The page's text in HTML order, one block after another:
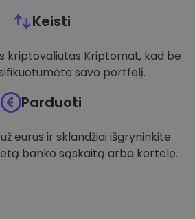
Keisti
kriptovaliutas Kriptomat, kad be
savo portfelį.
Parduoti
eurus ir sklandžiai išgryninkite
banko sąskaitą arba kortelę.